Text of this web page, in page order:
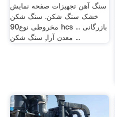
سنگ آهن تجهیزات صفحه نمایش
خشک سنگ شکن. سنگ شکن
مخروطی نوع90 hcs ... بازرگانی
معدن آرا, سنگ شکن ...